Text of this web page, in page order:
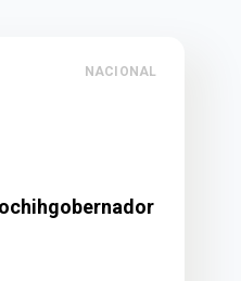
NACIONAL